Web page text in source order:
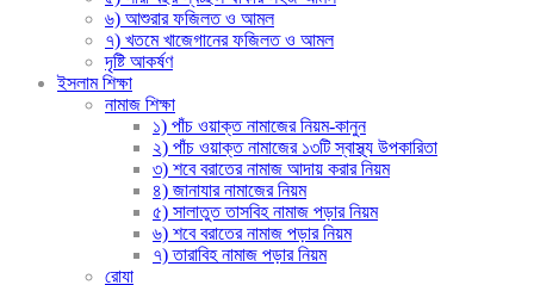
৬) আশুরার ফজিলত ও আমল
৭) খতমে খাজেগানের ফজিলত ও আমল
দৃষ্টি আকর্ষণ
ইসলাম শিক্ষা
নামাজ শিক্ষা
১) পাঁচ ওয়াক্ত নামাজের নিয়ম-কানুন
২) পাঁচ ওয়াক্ত নামাজের ১৩টি স্বাস্থ্য উপকারিতা
৩) শবে বরাতের নামাজ আদায় করার নিয়ম
৪) জানাযার নামাজের নিয়ম
৫) সালাতুত তাসবিহ নামাজ পড়ার নিয়ম
৬) শবে বরাতের নামাজ পড়ার নিয়ম
৭) তারাবিহ নামাজ পড়ার নিয়ম
রোযা